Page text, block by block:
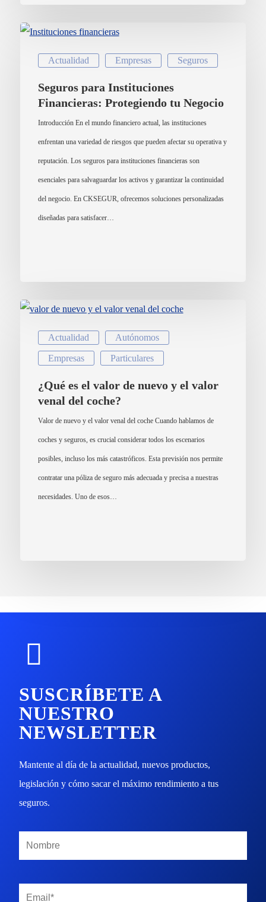
Actualidad Empresas Seguros
Seguros para Instituciones
Financieras: Protegiendo tu Negocio
Introducción En el mundo financiero actual, las instituciones
enfrentan una variedad de riesgos que pueden afectar su operativa y
reputación. Los seguros para instituciones financieras son
esenciales para salvaguardar los activos y garantizar la continuidad
del negocio. En CKSEGUR, ofrecemos soluciones personalizadas
diseñadas para satisfacer…
Actualidad Autónomos
Empresas Particulares
¿Qué es el valor de nuevo y el valor
venal del coche?
Valor de nuevo y el valor venal del coche Cuando hablamos de
coches y seguros, es crucial considerar todos los escenarios
posibles, incluso los más catastróficos. Esta previsión nos permite
contratar una póliza de seguro más adecuada y precisa a nuestras
necesidades. Uno de esos…
SUSCRÍBETE A
NUESTRO
NEWSLETTER
Mantente al día de la actualidad, nuevos productos,
legislación y cómo sacar el máximo rendimiento a tus
seguros.